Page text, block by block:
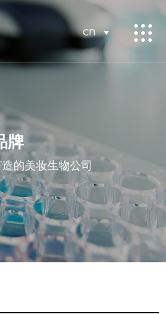
CN
牌
的美妆生物公司